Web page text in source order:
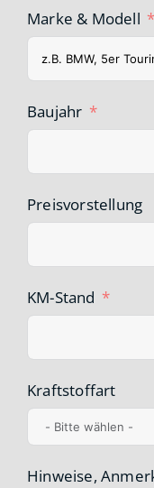
Marke & Modell
Baujahr
Preisvorstellung
KM-Stand
Kraftstoffart
Hinweise,